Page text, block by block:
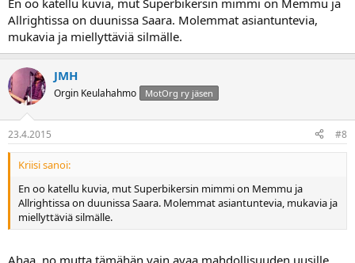
En oo katellu kuvia, mut Superbikersin mimmi on Memmu ja
Allrightissa on duunissa Saara. Molemmat asiantuntevia,
mukavia ja miellyttäviä silmälle.
JMH
Orgin Keulahahmo MotOrg ry jäsen
23.4.2015 #8
Kriisi sanoi:
En oo katellu kuvia, mut Superbikersin mimmi on Memmu ja
Allrightissa on duunissa Saara. Molemmat asiantuntevia, mukavia ja
miellyttäviä silmälle.
Ahaa, no mutta tämähän vain avaa mahdollisuuden uusille